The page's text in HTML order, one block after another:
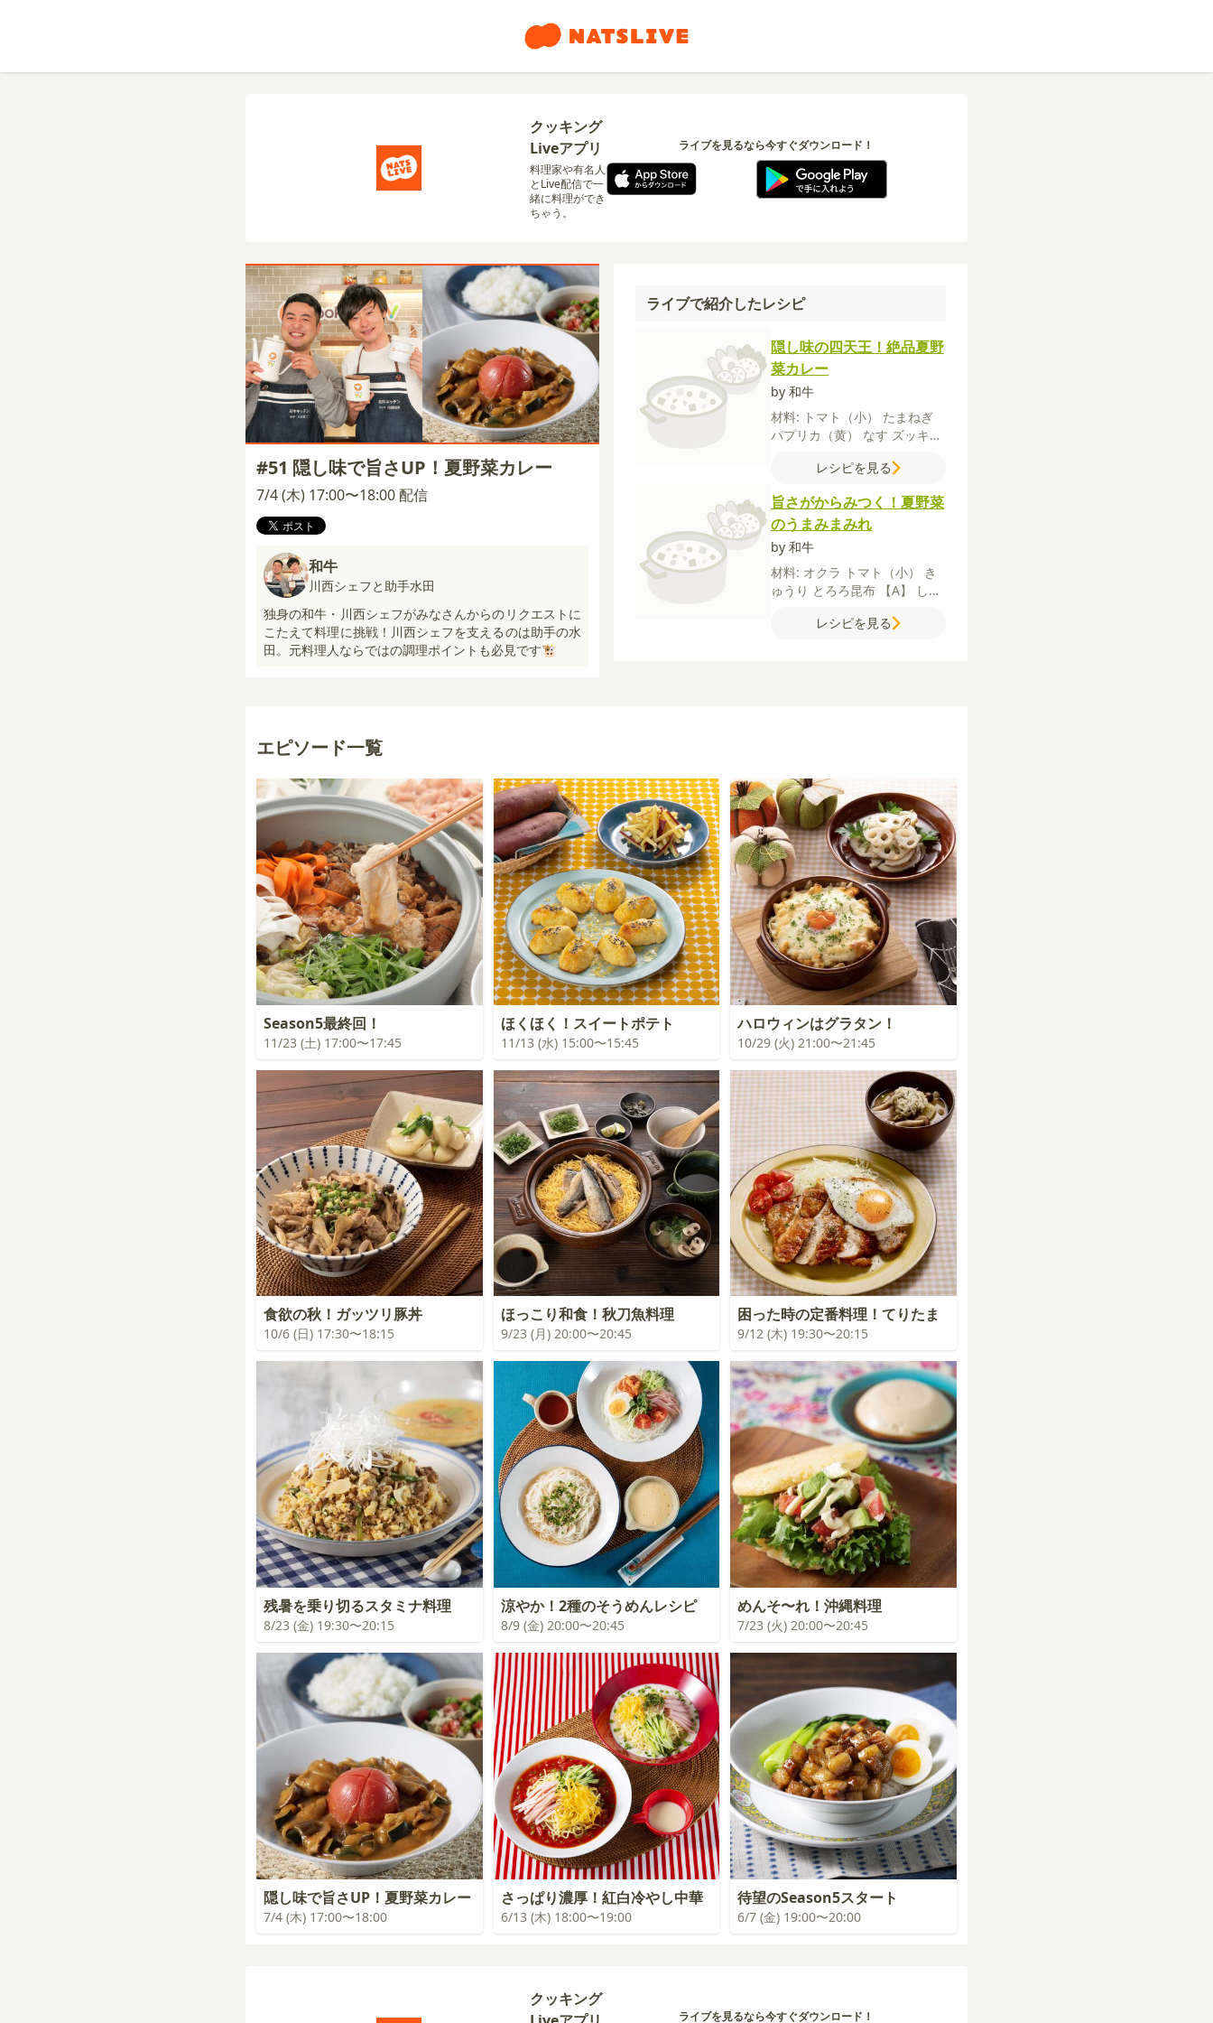
クッキング
Liveアプリ
料理家や有名人
とLive配信で一
緒に料理ができ
ちゃう。
ライブを見るなら今すぐダウンロード！
#51 隠し味で旨さUP！夏野菜カレー
7/4 (木) 17:00〜18:00 配信
和牛
川西シェフと助手水田
独身の和牛・川西シェフがみなさんからのリクエストに
こたえて料理に挑戦！川西シェフを支えるのは助手の水
田。元料理人ならではの調理ポイントも必見です🐮
ライブで紹介したレシピ
隠し味の四天王！絶品夏野
菜カレー
by 和牛
材料: トマト（小） たまねぎ
パプリカ（黄） なす ズッキー
ラズベリージャム
ごはん
レシピを見る
旨さがからみつく！夏野菜
のうまみまみれ
by 和牛
材料: オクラ トマト（小）
き
ゅうり とろろ昆布 【A】
しょ
レシピを見る
エピソード一覧
Season5最終回！
11/23 (土) 17:00〜17:45
ほくほく！スイートポテト
11/13 (水) 15:00〜15:45
ハロウィンはグラタン！
10/29 (火) 21:00〜21:45
食欲の秋！ガッツリ豚丼
10/6 (日) 17:30〜18:15
ほっこり和食！秋刀魚料理
9/23 (月) 20:00〜20:45
困った時の定番料理！てりたま
9/12 (木) 19:30〜20:15
残暑を乗り切るスタミナ料理
8/23 (金) 19:30〜20:15
涼やか！2種のそうめんレシピ
8/9 (金) 20:00〜20:45
めんそ〜れ！沖縄料理
7/23 (火) 20:00〜20:45
隠し味で旨さUP！夏野菜カレー
7/4 (木) 17:00〜18:00
さっぱり濃厚！紅白冷やし中華
6/13 (木) 18:00〜19:00
待望のSeason5スタート
6/7 (金) 19:00〜20:00
クッキング
ライブを見るなら今すぐダウンロード！